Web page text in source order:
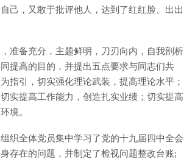
己，又敢于批评他人，达到了红红脸、出出
准备充分，主题鲜明，刀刃向内，自我剖析
提高的目的，并提出五点要求与同志们共
指引，切实强化理论武装，提高理论水平；
实提高工作能力，创造扎实业绩；切实提高
境。
织全体党员集中学习了党的十九届四中全会
存在的问题，并制定了检视问题整改台账;